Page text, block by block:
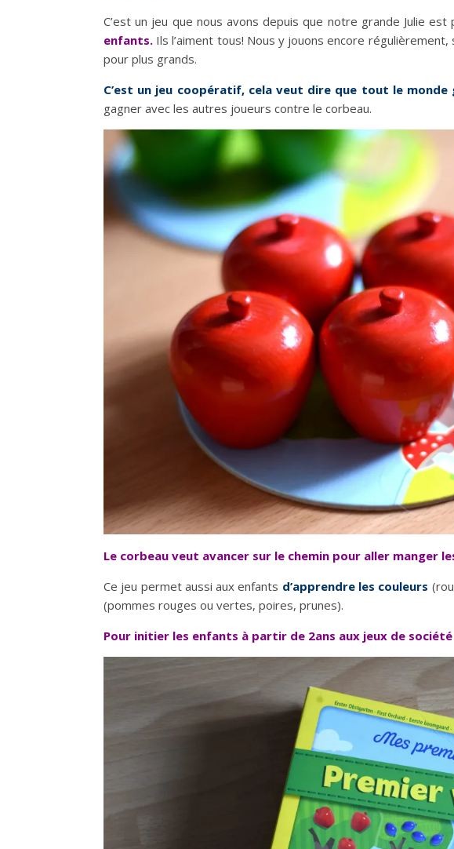
C’est un jeu que nous avons depuis que notre grande Julie est
enfants. Ils l’aiment tous! Nous y jouons encore
pour plus grands.
C’est un jeu coopératif, cela veut dire que tout le
gagner avec les autres joueurs contre le corbeau.
Le corbeau veut avancer sur le chemin pour aller manger
Ce jeu permet aussi aux enfants d’apprendre les couleurs
(pommes rouges ou vertes, poires, prunes).
Pour initier les enfants à partir de 2ans aux jeux de société